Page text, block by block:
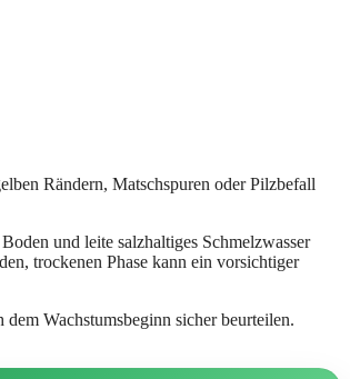
Rändern, Matschspuren oder Pilzbefall
und leite salzhaltiges Schmelzwasser
trockenen Phase kann ein vorsichtiger
Wachstumsbeginn sicher beurteilen.